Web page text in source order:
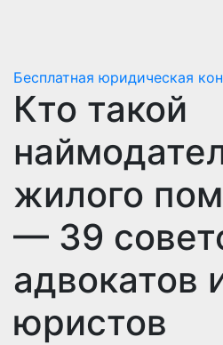
Бесплатная юридическая
Кто такой
жилого
— 39
адвокатов
юристов